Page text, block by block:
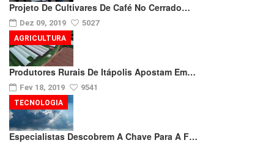
Projeto De Cultivares De Café No Cerrado…
Dez 09, 2019 5027
Produtores Rurais De Itápolis Apostam Em…
Fev 18, 2019 9541
AGRICULTURA
Especialistas Descobrem A Chave Para A F…
TECNOLOGIA